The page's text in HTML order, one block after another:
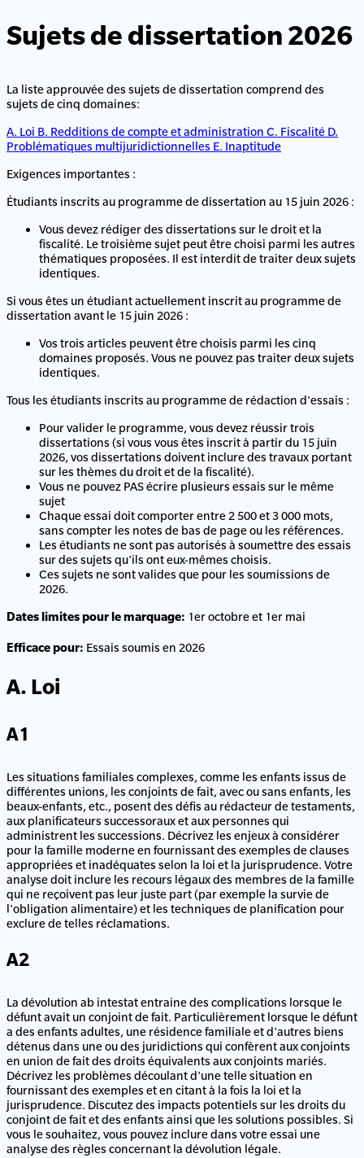
Sujets de dissertation 2026
La liste approuvée des sujets de dissertation comprend des
sujets de cinq domaines:
A. Loi B. Redditions de compte et administration C. Fiscalité D.
Problématiques multijuridictionnelles E. Inaptitude
Exigences importantes :
Étudiants inscrits au programme de dissertation au 15 juin 2026 :
Vous devez rédiger des dissertations sur le droit et la
fiscalité. Le troisième sujet peut être choisi parmi les autres
thématiques proposées. Il est interdit de traiter deux sujets
identiques.
Si vous êtes un étudiant actuellement inscrit au programme de
dissertation avant le 15 juin 2026 :
Vos trois articles peuvent être choisis parmi les cinq
domaines proposés. Vous ne pouvez pas traiter deux sujets
identiques.
Tous les étudiants inscrits au programme de rédaction d'essais :
Pour valider le programme, vous devez réussir trois
dissertations (si vous vous êtes inscrit à partir du 15 juin
2026, vos dissertations doivent inclure des travaux portant
sur les thèmes du droit et de la fiscalité).
Vous ne pouvez PAS écrire plusieurs essais sur le même
sujet
Chaque essai doit comporter entre 2 500 et 3 000 mots,
sans compter les notes de bas de page ou les références.
Les étudiants ne sont pas autorisés à soumettre des essais
sur des sujets qu'ils ont eux-mêmes choisis.
Ces sujets ne sont valides que pour les soumissions de
2026.
Dates limites pour le marquage: 1er octobre et 1er mai
Efficace pour: Essais soumis en 2026
A. Loi
A1
Les situations familiales complexes, comme les enfants issus de
différentes unions, les conjoints de fait, avec ou sans enfants, les
beaux-enfants, etc., posent des défis au rédacteur de testaments,
aux planificateurs successoraux et aux personnes qui
administrent les successions. Décrivez les enjeux à considérer
pour la famille moderne en fournissant des exemples de clauses
appropriées et inadéquates selon la loi et la jurisprudence. Votre
analyse doit inclure les recours légaux des membres de la famille
qui ne reçoivent pas leur juste part (par exemple la survie de
l'obligation alimentaire) et les techniques de planification pour
exclure de telles réclamations.
A2
La dévolution ab intestat entraine des complications lorsque le
défunt avait un conjoint de fait. Particulièrement lorsque le défunt
a des enfants adultes, une résidence familiale et d'autres biens
détenus dans une ou des juridictions qui confèrent aux conjoints
en union de fait des droits équivalents aux conjoints mariés.
Décrivez les problèmes découlant d'une telle situation en
fournissant des exemples et en citant à la fois la loi et la
jurisprudence. Discutez des impacts potentiels sur les droits du
conjoint de fait et des enfants ainsi que les solutions possibles. Si
vous le souhaitez, vous pouvez inclure dans votre essai une
analyse des règles concernant la dévolution légale.